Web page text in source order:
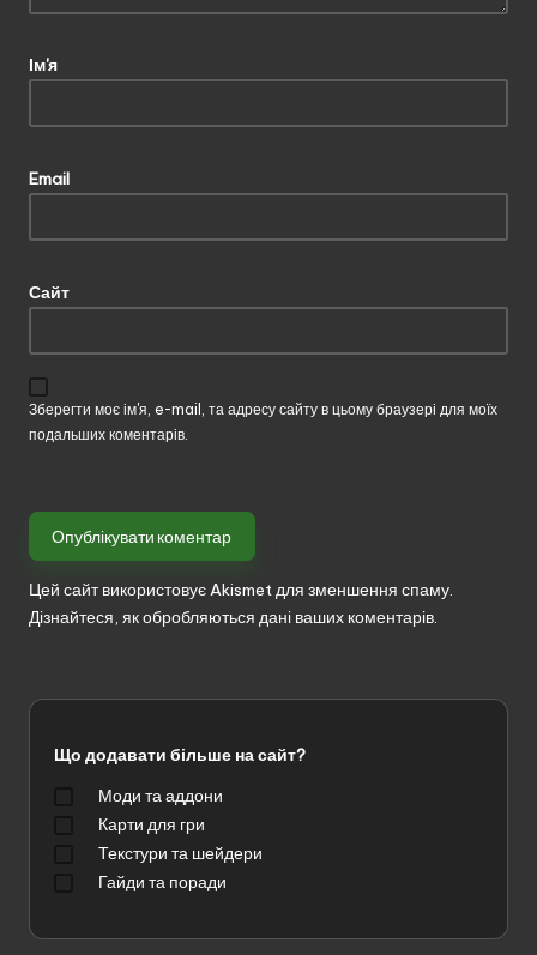
Ім'я
Email
Сайт
Зберегти моє ім'я, e-mail, та адресу сайту в цьому браузері для моїх
подальших коментарів.
Цей сайт використовує Akismet для зменшення спаму.
Дізнайтеся, як обробляються дані ваших коментарів.
Що додавати більше на сайт?
Моди та аддони
Карти для гри
Текстури та шейдери
Гайди та поради